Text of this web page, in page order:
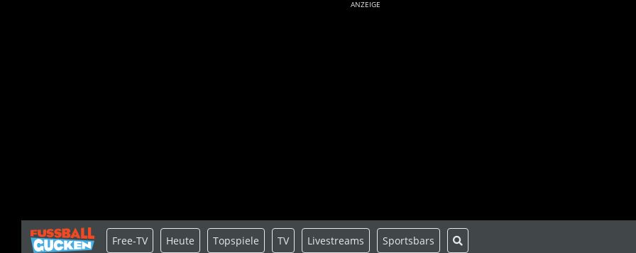
ANZEIGE
Free-TV Heute Topspiele TV Livestreams Sportsbars